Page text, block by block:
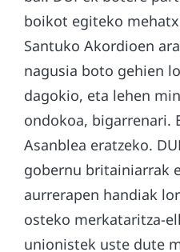
boikot egiteko
Santuko Akordioen
nagusia boto gehien
dagokio, eta lehen
ondokoa, bigarrenari.
Asanblea eratzeko.
gobernu britainiarrak
aurrerapen handiak
osteko merkataritza-
unionistek uste dute